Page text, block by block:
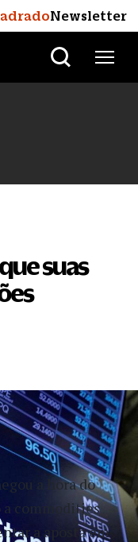
Newsletter
suas
a hora do
a commodities
a aposta em